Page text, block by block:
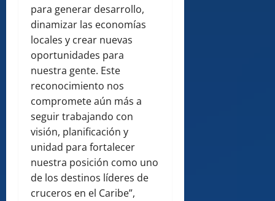
para generar desarrollo,
dinamizar las economías
locales y crear nuevas
oportunidades para
nuestra gente. Este
reconocimiento nos
compromete aún más a
seguir trabajando con
visión, planificación y
unidad para fortalecer
nuestra posición como uno
de los destinos líderes de
cruceros en el Caribe”,